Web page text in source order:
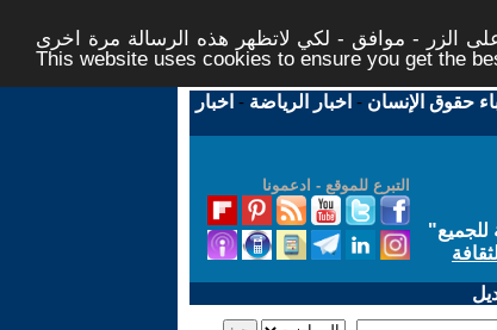
الزر - موافق - لكي لاتظهر هذه الرسالة مرة اخرى -
This website uses cookies to ensure you get the
حقوق الإنسان - اخبار الرياضة - اخبار
التبرع للموقع - ادعمونا
"